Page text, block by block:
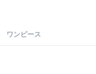
ワンピース